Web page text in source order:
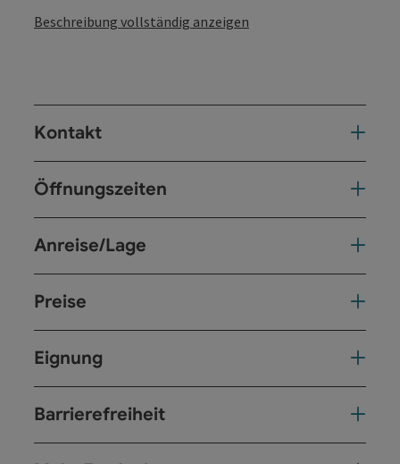
Beschreibung vollständig anzeigen
Kontakt
Öffnungszeiten
Anreise/Lage
Preise
Eignung
Barrierefreiheit